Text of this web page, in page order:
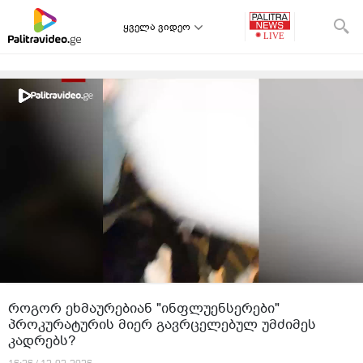
ყველა ვიდეო
როგორ ეხმაურებიან "ინფლუენსერები"
პროკურატურის მიერ გავრცელებულ უმძიმეს
კადრებს?